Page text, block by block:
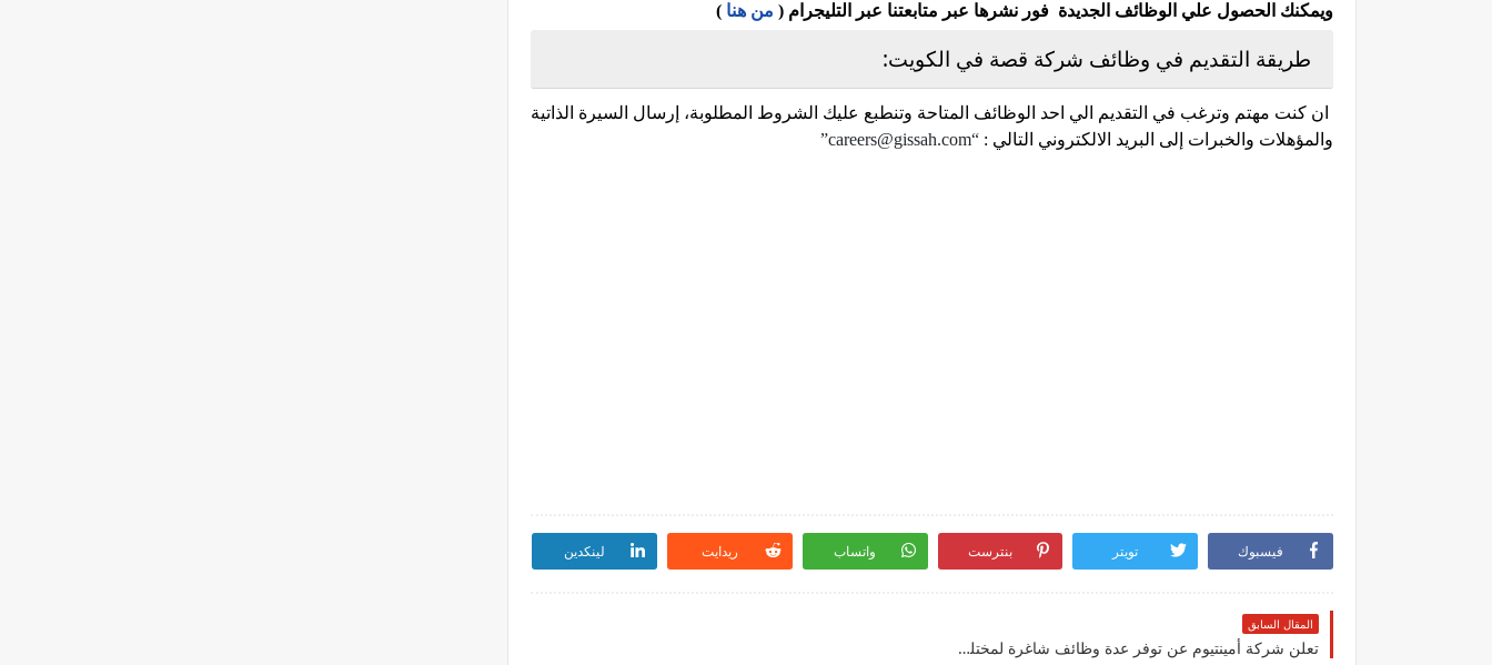
ويمكنك الحصول علي الوظائف الجديدة فور نشرها عبر متابعتنا عبر التليجرام ( من هنا )
طريقة التقديم في وظائف شركة قصة في الكويت:
ان كنت مهتم وترغب في التقديم الي احد الوظائف المتاحة وتنطبع عليك الشروط المطلوبة، إرسال السيرة الذاتية
والمؤهلات والخبرات إلى البريد الالكتروني التالي : “careers@gissah.com”
فيسبوك تويتر بنترست واتساب ريدايت لينكدين
المقال السابق
تعلن شركة أمينتيوم عن توفر عدة وظائف شاغرة لمختلف التخصصات للرجال والنساء بالكويت